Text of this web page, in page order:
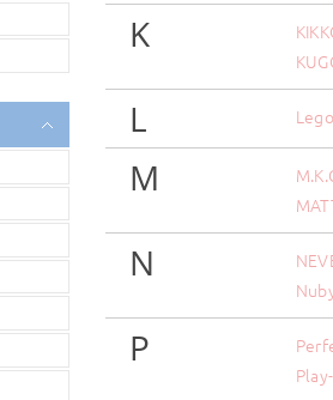
K
L Lego
M
N
P